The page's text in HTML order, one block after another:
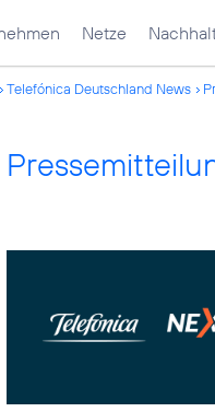
Netze
Telefónica Deutschland News